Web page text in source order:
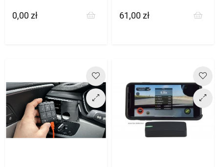
każde zatrzymaj licznik
przebieg
Cena
0,00 zł Cena
61,00 zł